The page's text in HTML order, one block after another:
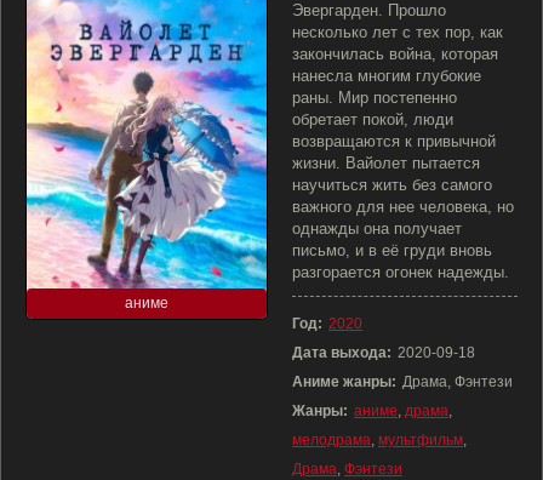
аниме
Эвергарден. Прошло
несколько лет с тех пор, как
закончилась война, которая
нанесла многим глубокие
раны. Мир постепенно
обретает покой, люди
возвращаются к привычной
жизни. Вайолет пытается
научиться жить без самого
важного для нее человека, но
однажды она получает
письмо, и в её груди вновь
разгорается огонек надежды.
Год: 2020
Дата выхода: 2020-09-18
Аниме жанры: Драма, Фэнтези
Жанры: аниме, драма,
мелодрама, мультфильм,
Драма, Фэнтези